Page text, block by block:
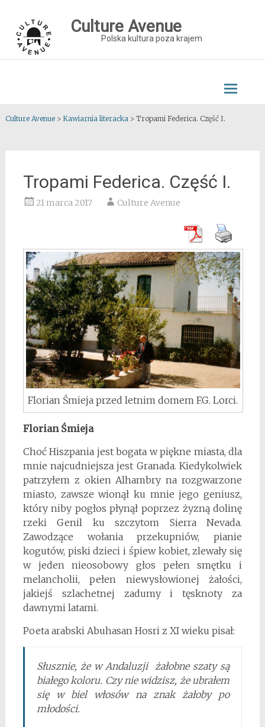
content
Culture Avenue
Polska kultura poza krajem
Culture Avenue> Kawiarnia literacka> Tropami Federica. Część I.
Tropami Federica. Część I.
21 marca 2017 Culture Avenue
Florian Śmieja przed letnim domem F.G. Lorci.
Florian Śmieja
Choć Hiszpania jest bogata w piękne miasta, dla
mnie najcudniejsza jest Granada. Kiedykolwiek
patrzyłem z okien Alhambry na rozgwarzone
miasto, zawsze wionął ku mnie jego geniusz,
który niby pogłos płynął poprzez żyzną dolinę
rzeki Genil ku szczytom Sierra Nevada.
Zawodzące wołania przekupniów, pianie
kogutów, piski dzieci i śpiew kobiet, zlewały się
w jeden nieosobowy głos pełen smętku i
melancholii, pełen niewysłowionej żałości,
jakiejś szlachetnej zadumy i tęsknoty za
dawnymi latami.
Poeta arabski Abuhasan Hosri z XI wieku pisał:
Słusznie, że w Andaluzji żałobne szaty są
białego koloru. Czy nie widzisz, że ubrałem
się w biel włosów na znak żałoby po
młodości.